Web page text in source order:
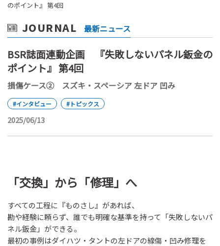
のポイント』 第4回
JOURNAL 最新ニュース
BSR誌面連動企画 『失敗しないパネル鈑金の
ポイント』 第4回
損傷ケース② スズキ・スペーシア 左ドア 凹み
#インタビュー #トピックス
2025/06/13
「交換」から「修理」へ
すべての工程に『ものさし』があれば、
勘や経験に頼らず、誰でも明確な基準を持って「失敗しないパ
ネル鈑金」ができる。
最初の事例はダイハツ・タントの左ドアの線傷・凹み修理を